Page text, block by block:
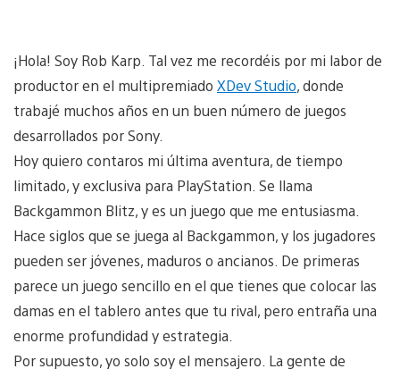
¡Hola! Soy Rob Karp. Tal vez me recordéis por mi labor de
productor en el multipremiado XDev Studio, donde
trabajé muchos años en un buen número de juegos
desarrollados por Sony.
Hoy quiero contaros mi última aventura, de tiempo
limitado, y exclusiva para PlayStation. Se llama
Backgammon Blitz, y es un juego que me entusiasma.
Hace siglos que se juega al Backgammon, y los jugadores
pueden ser jóvenes, maduros o ancianos. De primeras
parece un juego sencillo en el que tienes que colocar las
damas en el tablero antes que tu rival, pero entraña una
enorme profundidad y estrategia.
Por supuesto, yo solo soy el mensajero. La gente de